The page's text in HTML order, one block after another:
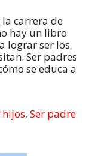
la carrera de
hay un libro
lograr ser los
Ser padres
se educa a
hijos,Ser padre